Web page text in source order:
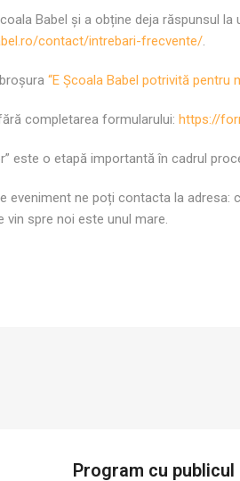
Babel și a obține deja răspunsul
contact/intrebari-frecvente/
“E Școala Babel potrivită pentru
completarea formularului: https://
este o etapă importantă în cadrul
eveniment ne poți contacta la
spre noi este unul mare.
Program cu publicul